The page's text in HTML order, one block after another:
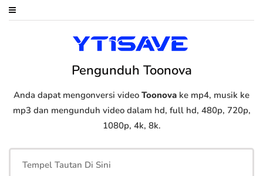
Pengunduh Toonova
Anda dapat mengonversi video Toonova ke mp4, musik ke
mp3 dan mengunduh video dalam hd, full hd, 480p, 720p,
1080p, 4k, 8k.